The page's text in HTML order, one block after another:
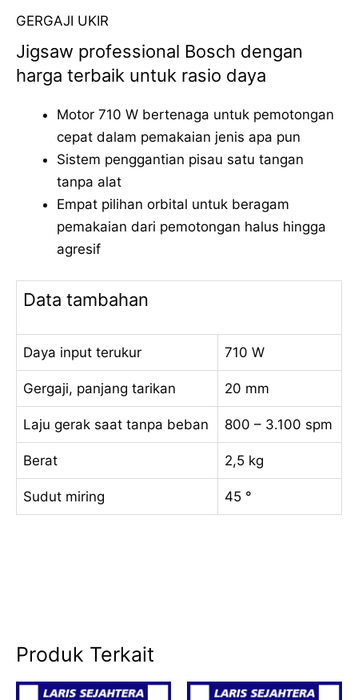
GERGAJI UKIR
Jigsaw professional Bosch dengan
harga terbaik untuk rasio daya
Motor 710 W bertenaga untuk pemotongan
cepat dalam pemakaian jenis apa pun
Sistem penggantian pisau satu tangan
tanpa alat
Empat pilihan orbital untuk beragam
pemakaian dari pemotongan halus hingga
agresif
Data tambahan
Daya input terukur 710 W
Gergaji, panjang tarikan 20 mm
Laju gerak saat tanpa beban 800 – 3.100 spm
Berat 2,5 kg
Sudut miring 45 °
Produk Terkait